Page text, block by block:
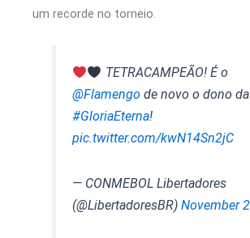
um recorde no torneio.
TETRACAMPEÃO! É o
@Flamengo de novo o dono da
#GloriaEterna!
pic.twitter.com/kwN14Sn2jC
— CONMEBOL Libertadores
(@LibertadoresBR)November